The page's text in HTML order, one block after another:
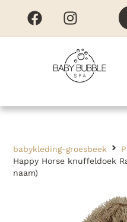
babykleding-groesbeek
Happy Horse knuffeldoek
naam)